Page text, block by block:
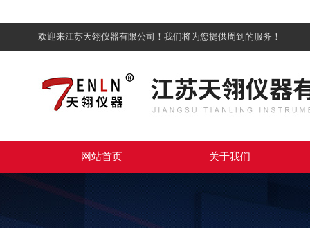
欢迎来江苏天翎仪器有限公司！我们将为您提供周到的服务！
网站首页 关于我们